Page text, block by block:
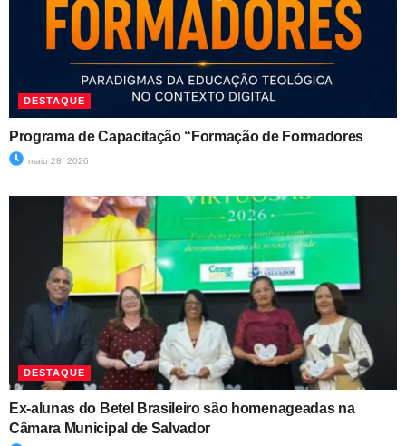
DESTAQUE
Programa de Capacitação “Formação de Formadores
maio 28, 2026
DESTAQUE
Ex-alunas do Betel Brasileiro são homenageadas na
Câmara Municipal de Salvador